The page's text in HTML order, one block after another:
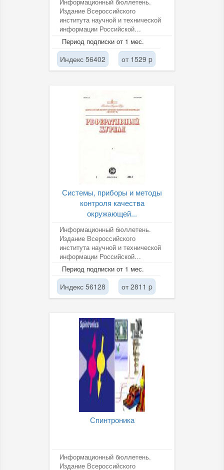
Издание Всероссийского
института научной и технической
информации Российской
академии наук (ВИНИТИ РАН).
Период подписки от 1 мес.
Индекс 56402 от 1529 p
Системы, приборы и методы
контроля качества
окружающей...
Информационный бюллетень.
Издание Всероссийского
института научной и технической
информации Российской
академии наук (ВИНИТИ РАН).
Период подписки от 1 мес.
Индекс 56128 от 2811 p
Спинтроника
Информационный бюллетень.
Издание Всероссийского